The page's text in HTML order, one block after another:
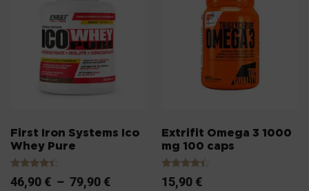
First Iron Systems Ico
Whey Pure
Note
4.20
46,90 € – 79,90 €
Extrifit Omega 3 1000
mg 100 caps
Note
4.20
15,90 €